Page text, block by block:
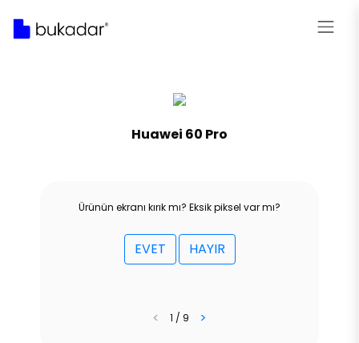
Huawei 60 Pro
Ürünün ekranı kırık mı? Eksik piksel var mı?
EVET HAYIR
< 1 / 9 >